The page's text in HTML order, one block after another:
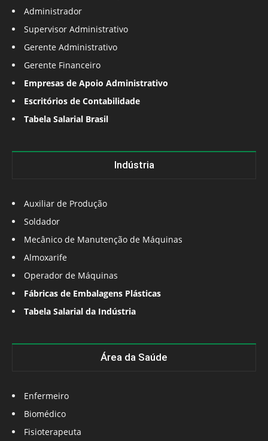
Administrador
Supervisor Administrativo
Gerente Administrativo
Gerente Financeiro
Empresas de Apoio Administrativo
Escritórios de Contabilidade
Tabela Salarial Brasil
Indústria
Auxiliar de Produção
Soldador
Mecânico de Manutenção de Máquinas
Almoxarife
Operador de Máquinas
Fábricas de Embalagens Plásticas
Tabela Salarial da Indústria
Área da Saúde
Enfermeiro
Biomédico
Fisioterapeuta